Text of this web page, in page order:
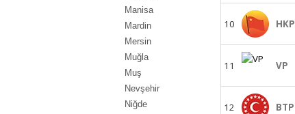
Manisa
Mardin
Mersin
Muğla
Muş
Nevşehir
Niğde
10 HKP
11 VP
12 BTP